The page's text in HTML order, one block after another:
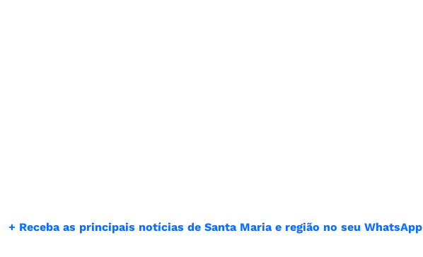
+ Receba as principais notícias de Santa Maria e região no seu WhatsApp